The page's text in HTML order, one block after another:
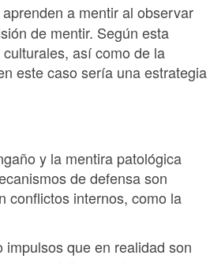
a mentir al observar
de mentir. Según esta
así como de la
este caso sería una estrategia
y la mentira patológica
de defensa son
conflictos internos, como la
que en realidad son